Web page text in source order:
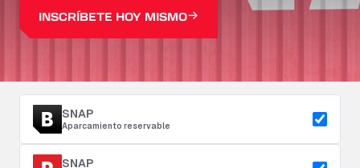
INSCRÍBETE HOY MISMO
SNAP
Aparcamiento reservable
SNAP